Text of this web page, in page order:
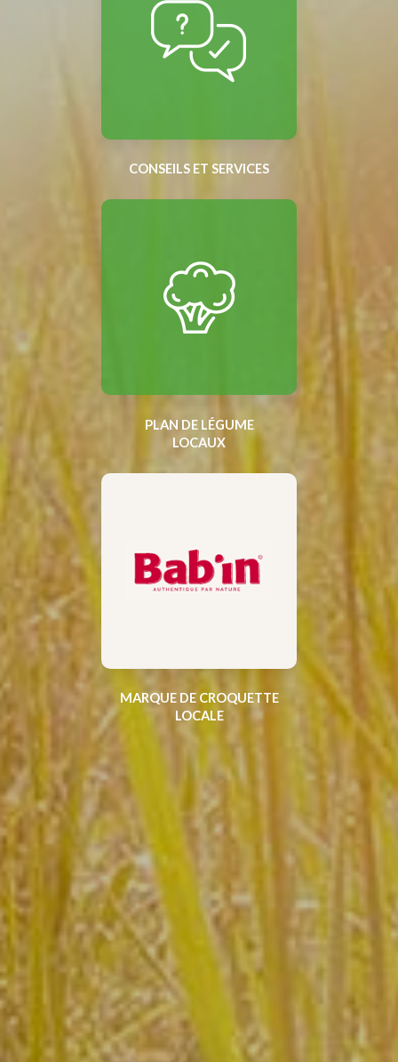
CONSEILS ET SERVICES
PLAN DE LÉGUME
LOCAUX
MARQUE DE CROQUETTE
LOCALE